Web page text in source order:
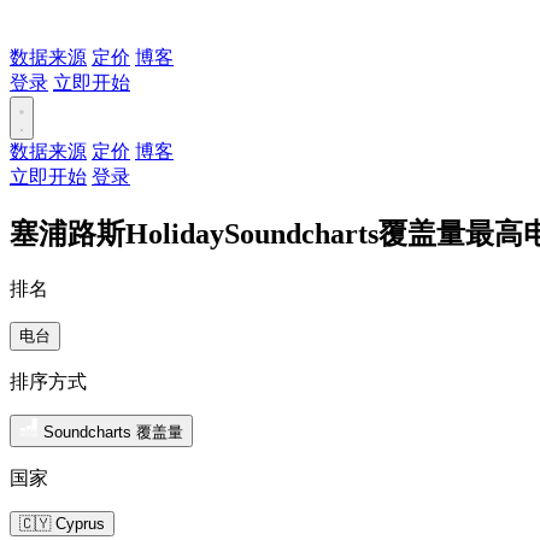
数据来源 定价 博客
登录 立即开始
数据来源 定价 博客
立即开始 登录
塞浦路斯HolidaySoundcharts覆盖量最高
排名
电台
排序方式
Soundcharts 覆盖量
国家
🇨🇾 Cyprus